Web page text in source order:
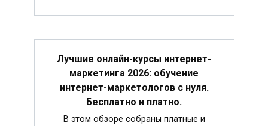
Лучшие онлайн-курсы интернет-
маркетинга 2026: обучение
интернет-маркетологов с нуля.
Бесплатно и платно.
В этом обзоре собраны платные и